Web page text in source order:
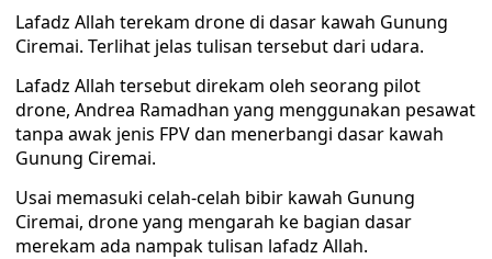
Lafadz Allah terekam drone di dasar kawah Gunung
Ciremai. Terlihat jelas tulisan tersebut dari udara.
Lafadz Allah tersebut direkam oleh seorang pilot
drone, Andrea Ramadhan yang menggunakan pesawat
tanpa awak jenis FPV dan menerbangi dasar kawah
Gunung Ciremai.
Usai memasuki celah-celah bibir kawah Gunung
Ciremai, drone yang mengarah ke bagian dasar
merekam ada nampak tulisan lafadz Allah.